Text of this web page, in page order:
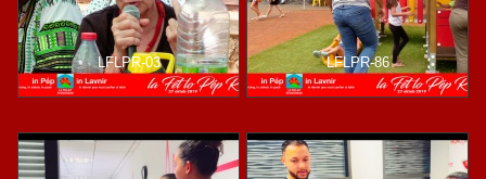
LFLPR-03 LFLPR-86